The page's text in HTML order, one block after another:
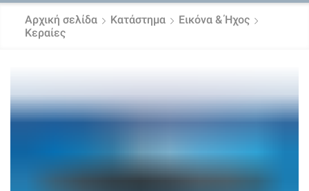
input
Αρχική σελίδα Κατάστημα
Εικόνα & Ήχος
Κεραίες